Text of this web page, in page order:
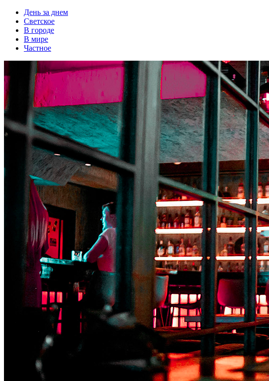
День за днем
Светское
В городе
В мире
Частное